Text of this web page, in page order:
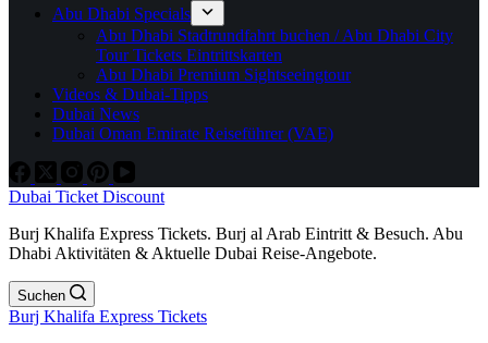
Abu Dhabi Specials
Abu Dhabi Stadtrundfahrt buchen / Abu Dhabi City
Tour Tickets Eintrittskarten
Abu Dhabi Premium Sightseeingtour
Videos & Dubai-Tipps
Dubai News
Dubai Oman Emirate Reiseführer (VAE)
Dubai Ticket Discount
Burj Khalifa Express Tickets. Burj al Arab Eintritt & Besuch. Abu
Dhabi Aktivitäten & Aktuelle Dubai Reise-Angebote.
Suchen
Burj Khalifa Express Tickets